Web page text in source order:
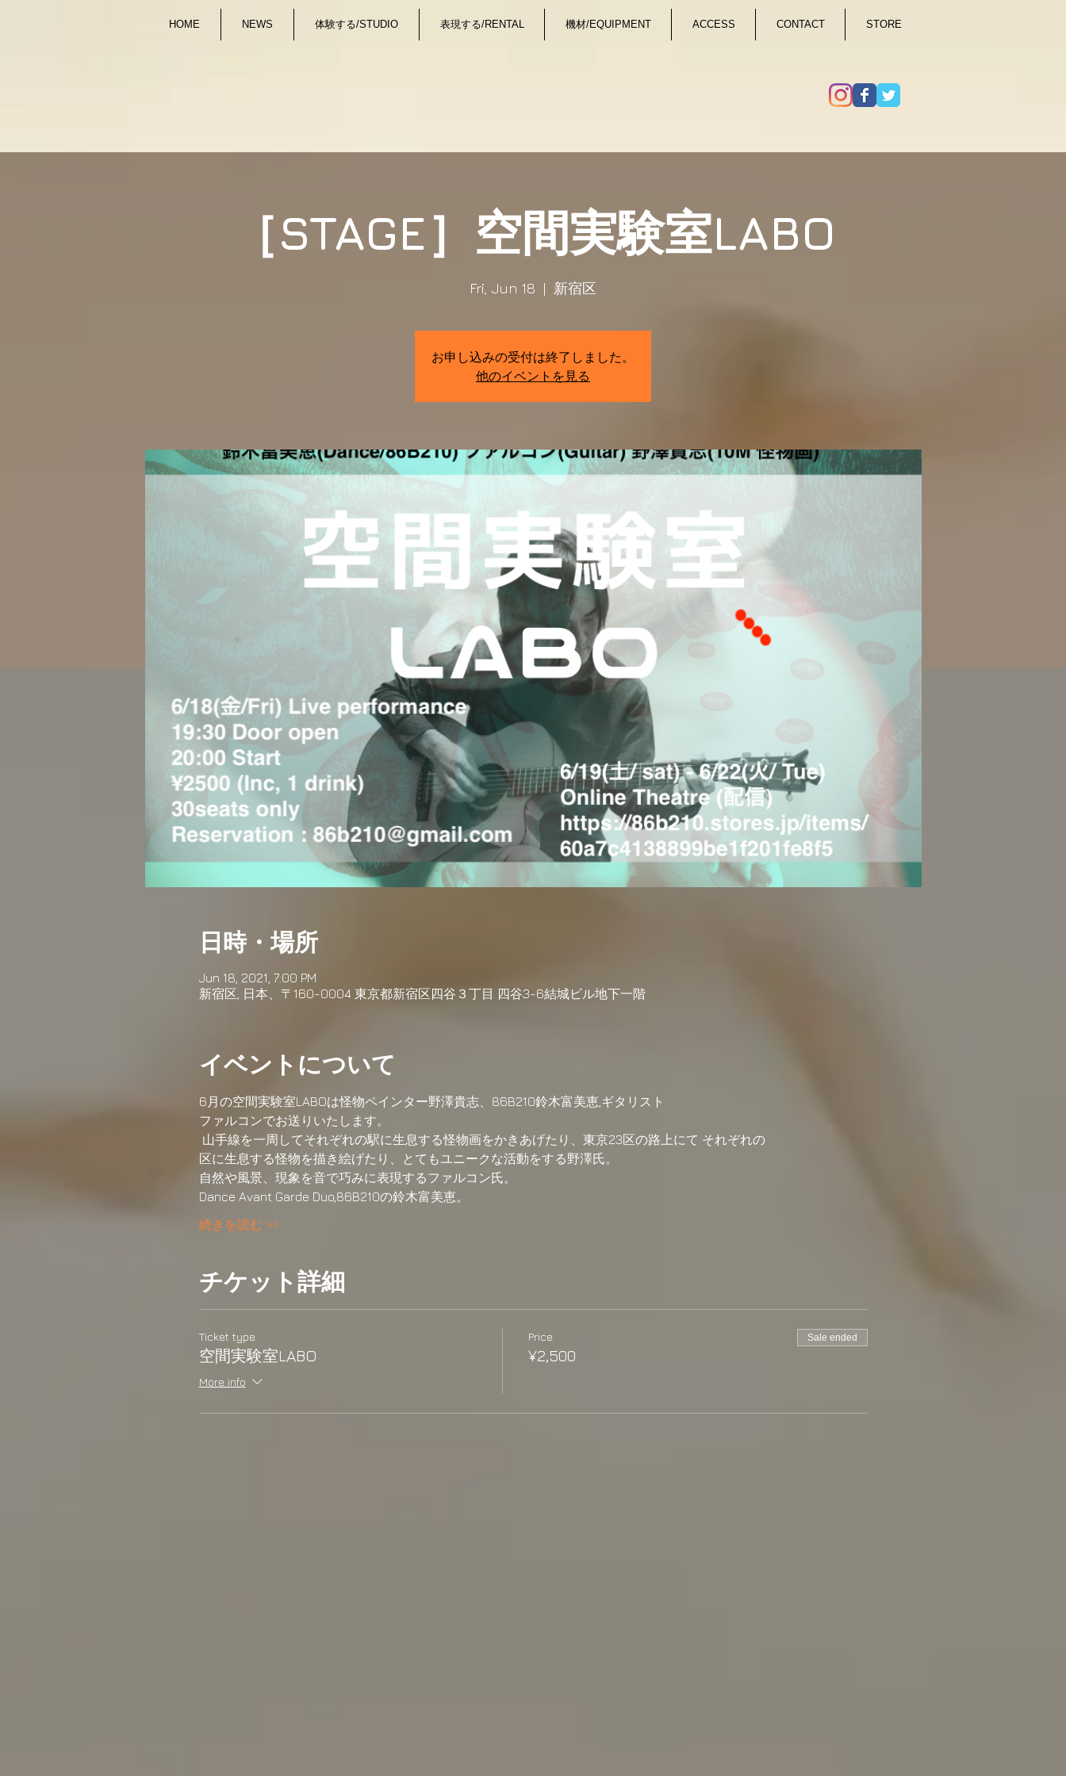
HOME NEWS 体験する/STUDIO 表現する/RENTAL 機材/EQUIPMENT ACCESS CONTACT STORE
［STAGE］空間実験室LABO
Fri, Jun 18
  |
新宿区
お申し込みの受付は終了しました。
他のイベントを見る
日時・場所
Jun 18, 2021, 7:00 PM
新宿区, 日本、〒160-0004 東京都新宿区四谷３丁目 四谷3-6結城ビル地下一階
イベントについて
6月の空間実験室LABOは怪物ペインター野澤貴志、86B210鈴木富美恵,ギタリスト
ファルコンでお送りいたします。
山手線を一周してそれぞれの駅に生息する怪物画をかきあげたり、東京23区の路上にて それぞれの
区に生息する怪物を描き絵げたり、とてもユニークな活動をする野澤氏。
自然や風景、現象を音で巧みに表現するファルコン氏。
Dance Avant Garde Duo,86B210の鈴木富美恵。
続きを読む >>
チケット詳細
Ticket type
空間実験室LABO
More info
Price
¥2,500
Sale ended